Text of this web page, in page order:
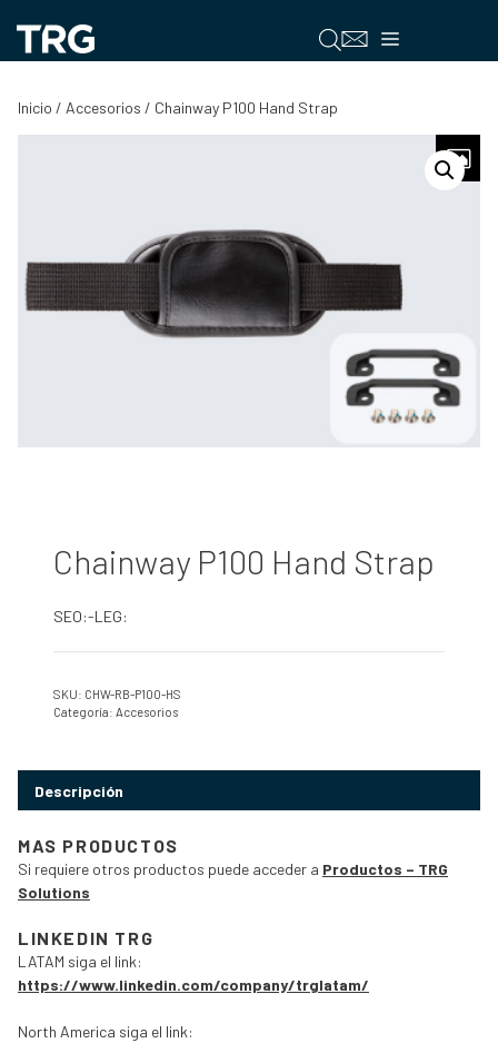
contenido
Menú
Inicio / Accesorios / Chainway P100 Hand Strap
Chainway P100 Hand Strap
SEO:-LEG:
SKU: CHW-RB-P100-HS
Categoría: Accesorios
Descripción
MAS PRODUCTOS
Si requiere otros productos puede acceder a Productos – TRG
Solutions
LINKEDIN TRG
LATAM siga el link:
https://www.linkedin.com/company/trglatam/
North America siga el link: